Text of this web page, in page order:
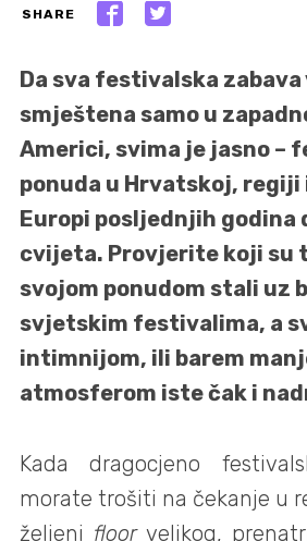
SHARE
Da sva festivalska
smještena samo u
Americi, svima je jasno –
ponuda u Hrvatskoj,
Europi posljednjih godina
cvijeta. Provjerite koji su
svojom ponudom stali uz
svjetskim festivalima, a
intimnijom, ili barem
atmosferom iste čak i
Kada dragocjeno
morate trošiti na čekanje u
željeni floor velikog,